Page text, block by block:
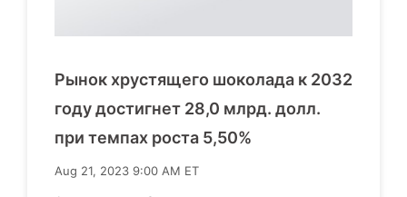
Рынок хрустящего шоколада к 2032
году достигнет 28,0 млрд. долл.
при темпах роста 5,50%
Aug 21, 2023 9:00 AM ET